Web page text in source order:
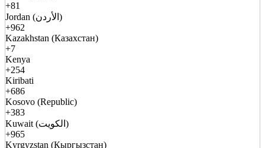
+81
Jordan (الأردن)
+962
Kazakhstan (Казахстан)
+7
Kenya
+254
Kiribati
+686
Kosovo (Republic)
+383
Kuwait (الكويت)
+965
Kyrgyzstan (Кыргызстан)